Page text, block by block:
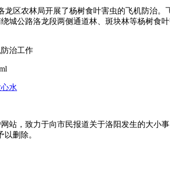
龙区农林局开展了杨树食叶害虫的飞机防治
城公路洛龙段两侧通道林、斑块林等杨树食
治工作
水
站，致力于向市民报道关于洛阳发生的大
删除。